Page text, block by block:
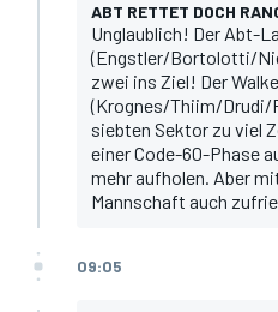
ABT RETTET DOCH
Unglaublich! Der Abt-
(Engstler/Bortolotti/
zwei ins Ziel! Der
(Krognes/Thiim/Drudi/
siebten Sektor zu viel
einer Code-60-Phase
mehr aufholen. Aber
Mannschaft auch
09:05